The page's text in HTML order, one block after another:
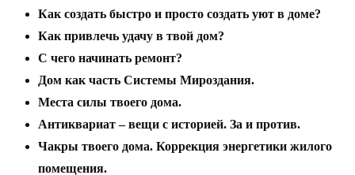
Как создать быстро и просто создать уют в доме?
Как привлечь удачу в твой дом?
С чего начинать ремонт?
Дом как часть Системы Мироздания.
Места силы твоего дома.
Антиквариат – вещи с историей. За и против.
Чакры твоего дома. Коррекция энергетики жилого
помещения.